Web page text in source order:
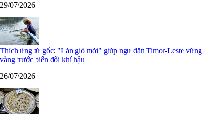
29/07/2026
Thích ứng từ gốc: "Làn gió mới" giúp ngư dân Timor-Leste vững
vàng trước biến đổi khí hậu
26/07/2026